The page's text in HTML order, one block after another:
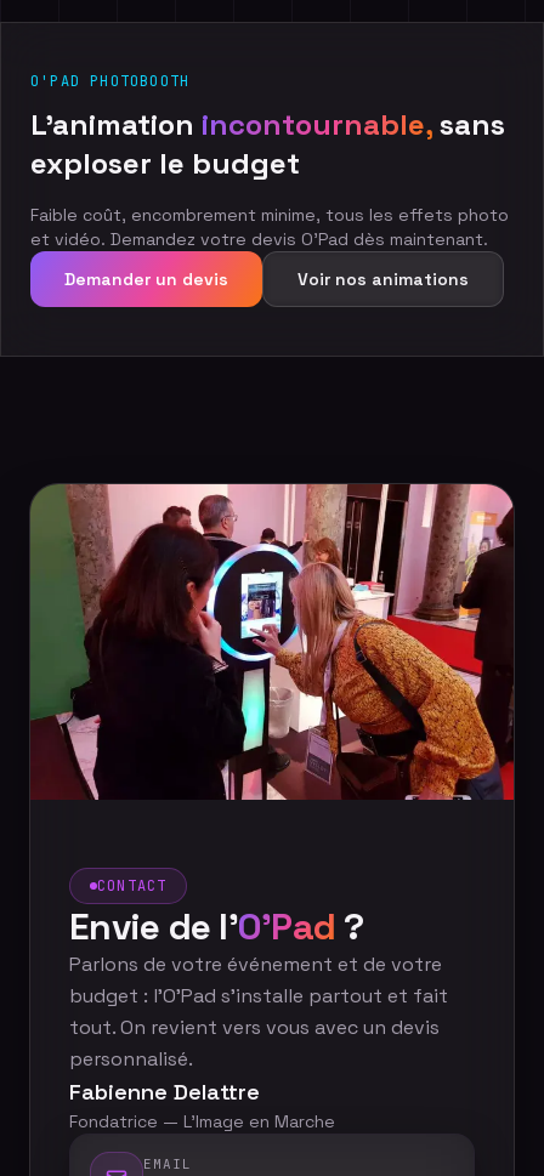
O'PAD PHOTOBOOTH
L'animation incontournable,sans
exploser le budget
Faible coût, encombrement minime, tous les effets photo
et vidéo. Demandez votre devis O'Pad dès maintenant.
Demander un devis
Voir nos animations
CONTACT
Envie de l'O'Pad ?
Parlons de votre événement et de votre
budget : l'O'Pad s'installe partout et fait
tout. On revient vers vous avec un devis
personnalisé.
Fabienne Delattre
Fondatrice — L'Image en Marche
EMAIL